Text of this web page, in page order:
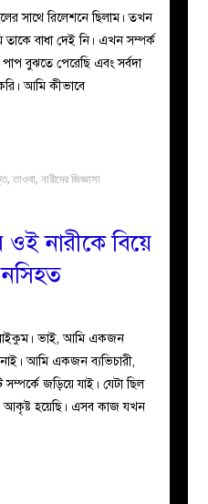
সাথে রিলেশনে ছিলাম। তখন
বাধা দেই নি। এখন সম্পর্ক
বুঝতে পেরেছি এবং সর্বদা
আমি কীভাবে
, তাওবা, নারীদের জিজ্ঞাসা
নারীকে বিয়ে
নসিহত
ভাই, আমি একজন
আমি একজন ব্যভিচারী,
জড়িয়ে যাই। যেটা ছিল
আকৃষ্ট হয়েছি। এসব কাজ যখন